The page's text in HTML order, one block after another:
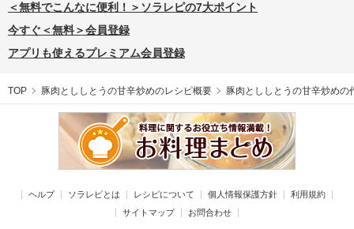
＜無料でこんなに便利！＞ソラレピの7大ポイント
今すぐ＜無料＞会員登録
アプリも使えるプレミアム会員登録
TOP 豚肉とししとうの甘辛炒めのレシピ概要 豚肉とししとうの甘辛炒めの
ヘルプ ソラレピとは レシピについて 個人情報保護方針
利用規約
サイトマップ
お問合わせ